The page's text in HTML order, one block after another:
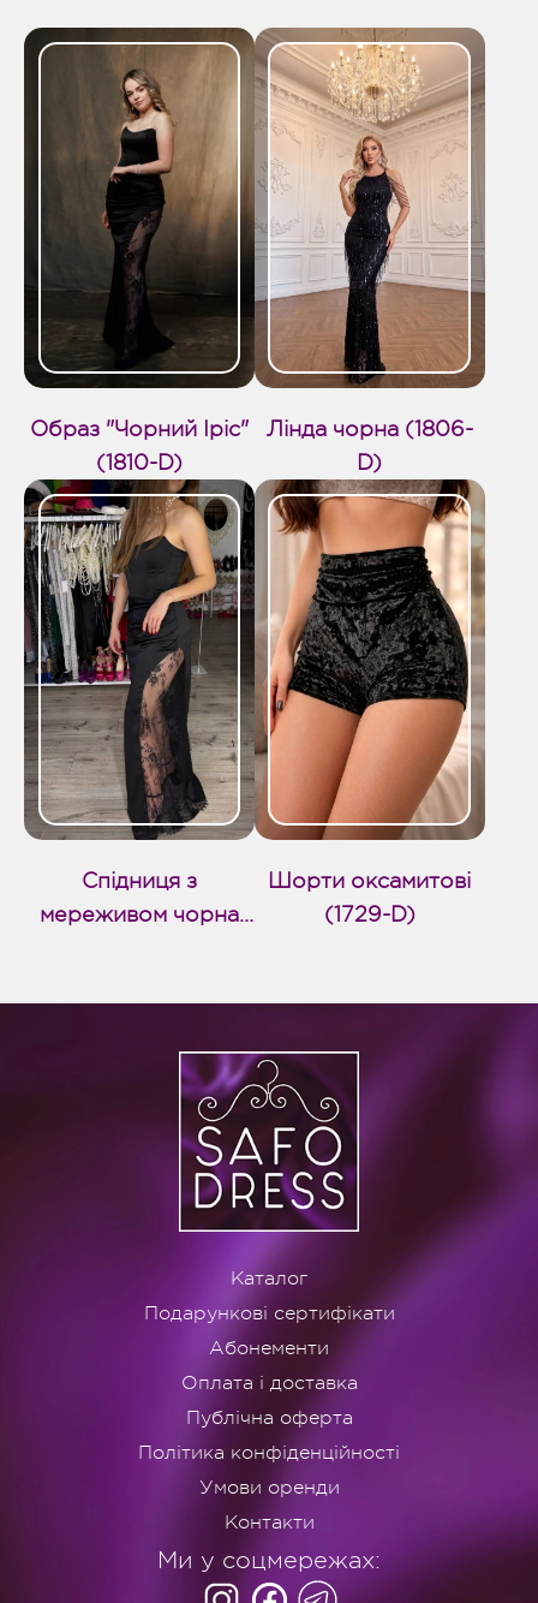
Образ "Чорний Іріс"
(1810-D)
Лінда чорна (1806-
D)
Спідниця з
мереживом чорна
Шорти оксамитові
(1729-D)
Каталог
Подарункові сертифікати
Абонементи
Оплата і доставка
Публічна оферта
Політика конфіденційності
Умови оренди
Контакти
Ми у соцмережах: